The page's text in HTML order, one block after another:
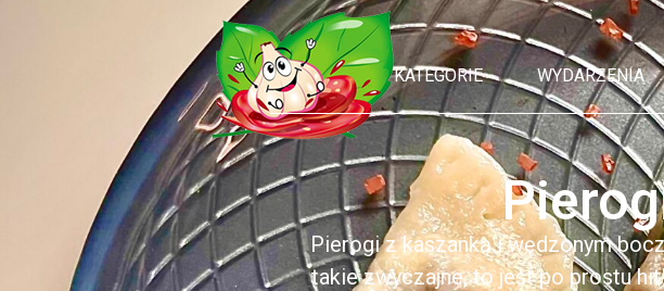
KATEGORIE WYDARZENIA
Pierogi z kaszanką i wędzonym
takie zwyczajne, to jest po prostu